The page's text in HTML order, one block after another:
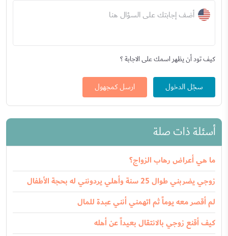
أضف إجابتك على السؤال هنا
كيف تود أن يظهر اسمك على الاجابة ؟
سجّل الدخول ارسل كمجهول
أسئلة ذات صلة
ما هي أعراض رهاب الزواج؟
زوجي يضربني طوال 25 سنة وأهلي يردونني له بحجة الأطفال
لم أقصر معه يوماً ثم اتهمني أنني عبدة للمال
كيف أقنع زوجي بالانتقال بعيداً عن أهله